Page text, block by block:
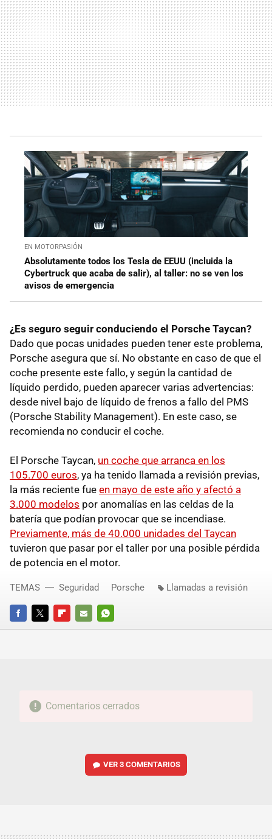
EN MOTORPASIÓN
Absolutamente todos los Tesla de EEUU (incluida la
Cybertruck que acaba de salir), al taller: no se ven los
avisos de emergencia
¿Es seguro seguir conduciendo el Porsche Taycan?
Dado que pocas unidades pueden tener este problema,
Porsche asegura que sí. No obstante en caso de que el
coche presente este fallo, y según la cantidad de
líquido perdido, pueden aparecer varias advertencias:
desde nivel bajo de líquido de frenos a fallo del PMS
(Porsche Stability Management). En este caso, se
recomienda no conducir el coche.
El Porsche Taycan, un coche que arranca en los
105.700 euros, ya ha tenido llamada a revisión previas,
la más reciente fue en mayo de este año y afectó a
3.000 modelos por anomalías en las celdas de la
batería que podían provocar que se incendiase.
Previamente, más de 40.000 unidades del Taycan
tuvieron que pasar por el taller por una posible pérdida
de potencia en el motor.
FACEBOOKTWITTERFLIPBOARD
E-
WHATSAPP
TEMAS Seguridad Porsche Llamadas a revisión
Comentarios cerrados
VER3 COMENTARIOS